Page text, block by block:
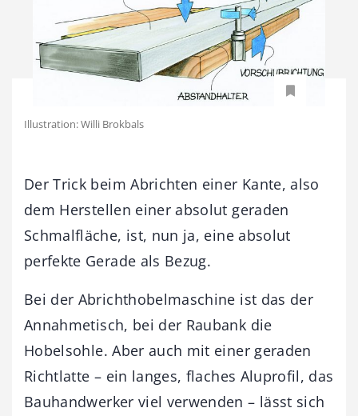
Illustration: Willi Brokbals
Der Trick beim Abrichten einer Kante, also
dem Herstellen einer absolut geraden
Schmalfläche, ist, nun ja, eine absolut
perfekte Gerade als Bezug.
Bei der Abrichthobelmaschine ist das der
Annahmetisch, bei der Raubank die
Hobelsohle. Aber auch mit einer geraden
Richtlatte – ein langes, flaches Aluprofil, das
Bauhandwerker viel verwenden – lässt sich